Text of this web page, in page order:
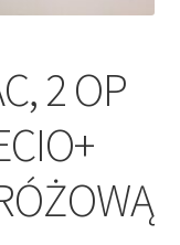
2 OP